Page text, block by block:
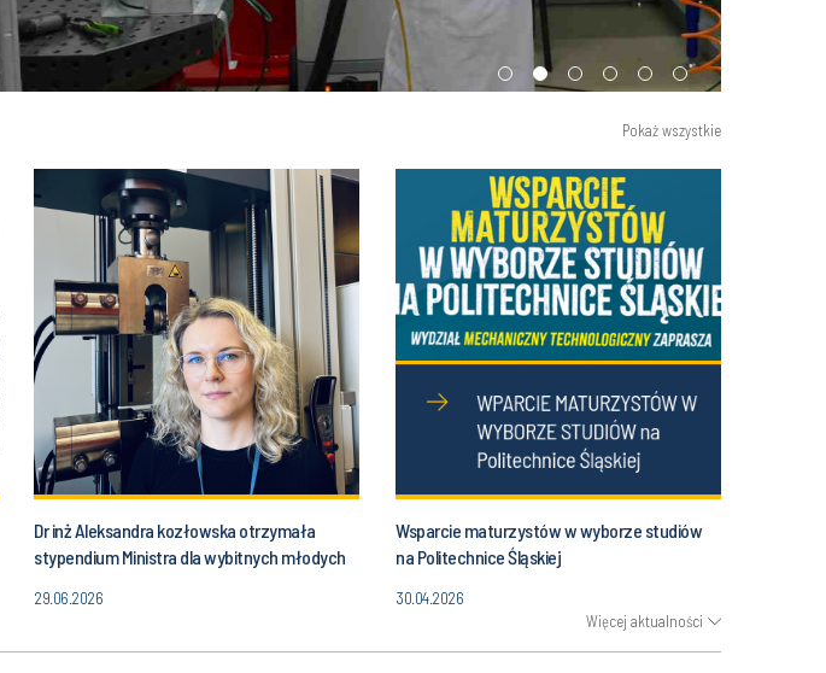
Pokaż wszystkie
Dr inż Aleksandra kozłowska otrzymała
stypendium Ministra dla wybitnych młodych
29.06.2026
Wsparcie maturzystów w wyborze studiów
na Politechnice Śląskiej
30.04.2026
Więcej aktualności